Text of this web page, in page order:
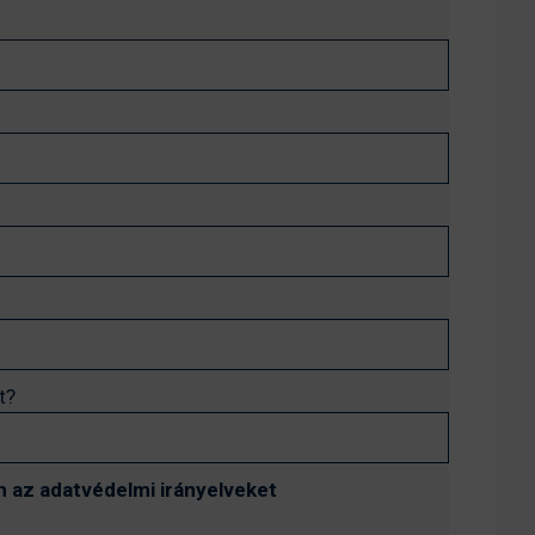
az adatvédelmi irányelveket